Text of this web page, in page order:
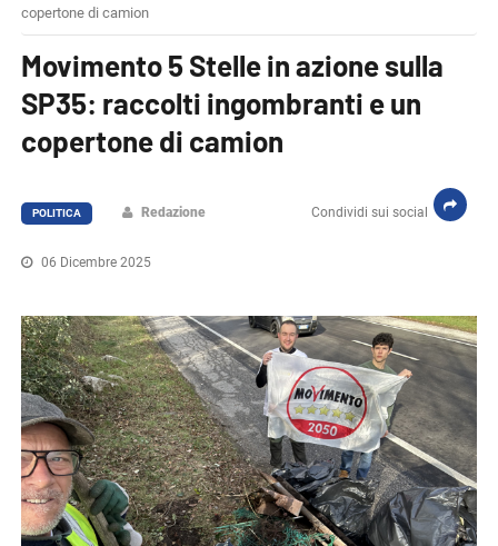
copertone di camion
Movimento 5 Stelle in azione sulla
SP35: raccolti ingombranti e un
copertone di camion
Condividi sui social
POLITICA Redazione
06 Dicembre 2025